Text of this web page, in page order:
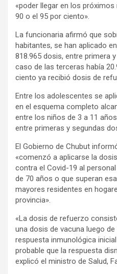
«poder llegar en los
90 o el 95 por ciento».
La funcionaria afirmó que
habitantes, se han aplicado
818.965 dosis, entre primera
caso de las terceras había
ciento ya recibió dosis de
Entre los adolescentes se
en el esquema completo
entre los niños de 3 a 11
entre primeras y segundas
El Gobierno de Chubut
«comenzó a aplicarse la
contra el Covid-19 al
de 70 años o que superan
mayores residentes en
provincia».
«La dosis de refuerzo
una dosis de vacuna luego
respuesta inmunológica
probable que la respuesta
explicó el ministro de Salud,